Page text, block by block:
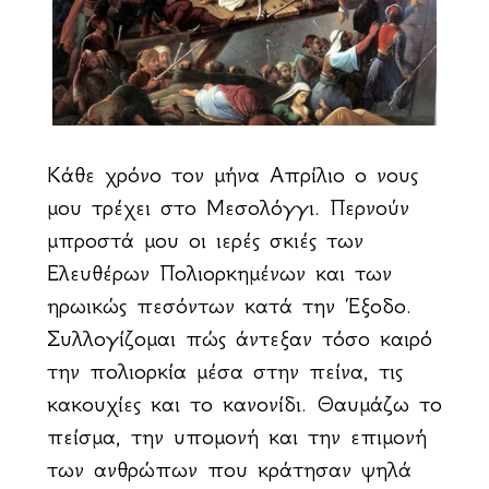
Κάθε χρόνο τον μήνα Απρίλιο ο νους
μου τρέχει στο Μεσολόγγι. Περνούν
μπροστά μου οι ιερές σκιές των
Ελευθέρων Πολιορκημένων και των
ηρωικώς πεσόντων κατά την Έξοδο.
Συλλογίζομαι πώς άντεξαν τόσο καιρό
την πολιορκία μέσα στην πείνα, τις
κακουχίες και το κανονίδι. Θαυμάζω το
πείσμα, την υπομονή και την επιμονή
των ανθρώπων που κράτησαν ψηλά